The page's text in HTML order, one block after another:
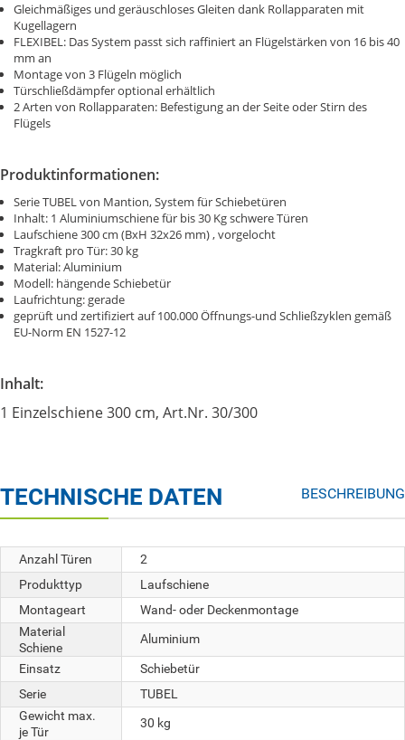
Gleichmäßiges und geräuschloses Gleiten dank Rollapparaten mit
Kugellagern
FLEXIBEL: Das System passt sich raffiniert an Flügelstärken von 16 bis 40
mm an
Montage von 3 Flügeln möglich
Türschließdämpfer optional erhältlich
2 Arten von Rollapparaten: Befestigung an der Seite oder Stirn des
Flügels
Produktinformationen:
Serie TUBEL von Mantion, System für Schiebetüren
Inhalt: 1 Aluminiumschiene für bis 30 Kg schwere Türen
Laufschiene 300 cm (BxH 32x26 mm) , vorgelocht
Tragkraft pro Tür: 30 kg
Material: Aluminium
Modell: hängende Schiebetür
Laufrichtung: gerade
geprüft und zertifiziert auf 100.000 Öffnungs-und Schließzyklen gemäß
EU-Norm EN 1527-12
Inhalt:
1 Einzelschiene 300 cm, Art.Nr. 30/300
TECHNISCHE DATEN BESCHREIBUNG
Anzahl Türen
2
Produkttyp
Laufschiene
Montageart
Wand- oder Deckenmontage
Material
Schiene
Aluminium
Einsatz
Schiebetür
Serie
TUBEL
Gewicht max.
je Tür
30 kg